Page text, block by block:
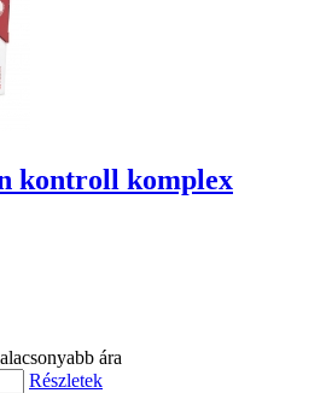
kontroll komplex
ára
Részletek